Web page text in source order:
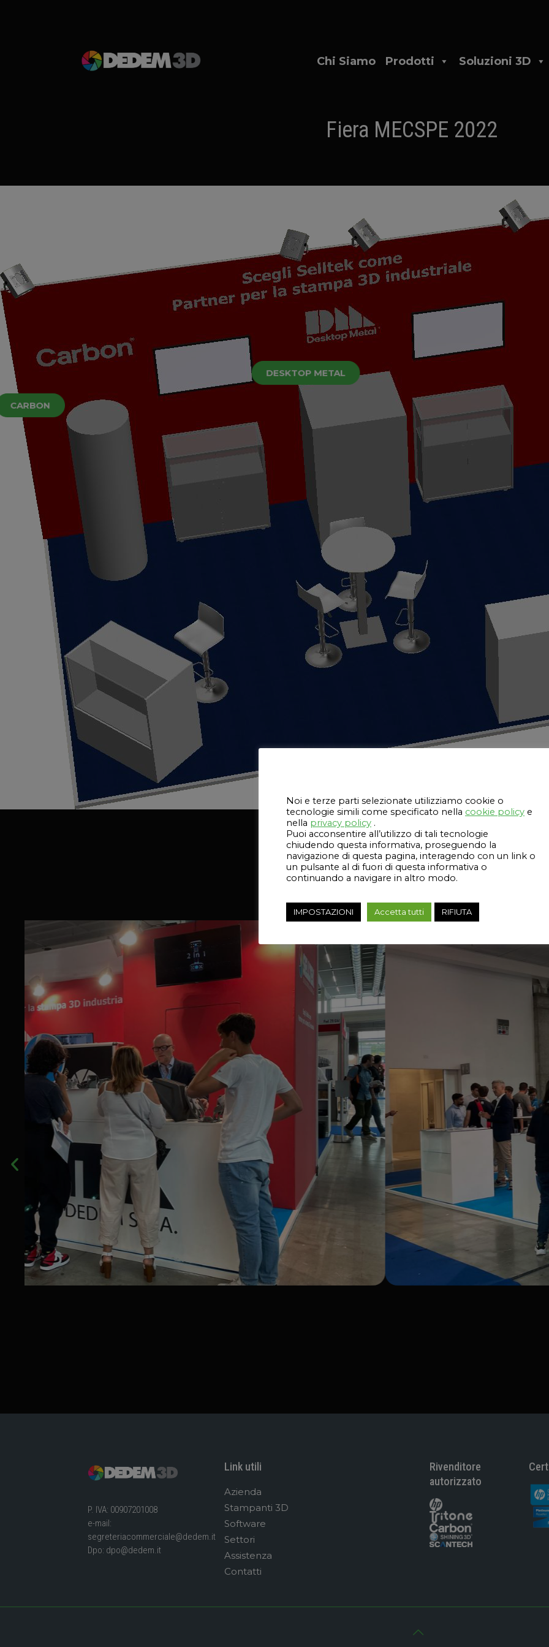
Chi Siamo Prodotti Soluzioni 3D
Fiera MECSPE 2022
DESKTOP METAL
CARBON
P. IVA: 00907201008
e-mail:
segreteriacommerciale@dedem.it
Dpo: dpo@dedem.it
Link utili
Azienda
Stampanti 3D
Software
Settori
Assistenza
Contatti
Rivenditore
autorizzato
Noi e terze parti selezionate utilizziamo cookie o
tecnologie simili come specificato nella cookie policy e
nella privacy policy .
Puoi acconsentire all’utilizzo di tali tecnologie
chiudendo questa informativa, proseguendo la
navigazione di questa pagina, interagendo con un link o
un pulsante al di fuori di questa informativa o
continuando a navigare in altro modo.
IMPOSTAZIONI Accetta tutti RIFIUTA